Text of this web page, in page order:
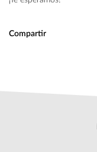
Compartir